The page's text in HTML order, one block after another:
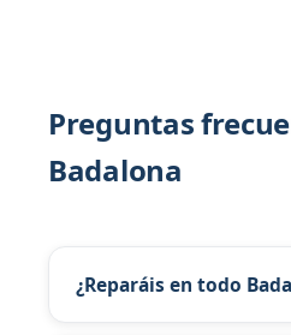
Preguntas
Badalona
¿Reparáis en todo